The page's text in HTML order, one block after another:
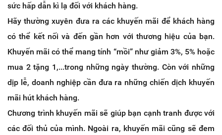
sức hấp dẫn kì lạ đối với khách hàng.
Hãy thường xuyên đưa ra các khuyến mãi để khách hàng
có thể kết nối và đến gần hơn với thương hiệu của bạn.
Khuyến mãi có thể mang tính “mồi” như giảm 3%, 5% hoặc
mua 2 tặng 1,...trong những ngày thường. Còn với những
dịp lễ, doanh nghiệp cần đưa ra những chiến dịch khuyến
mãi hút khách hàng.
Chương trình khuyến mãi sẽ giúp bạn cạnh tranh được với
các đối thủ của mình. Ngoài ra, khuyến mãi cũng sẽ đem